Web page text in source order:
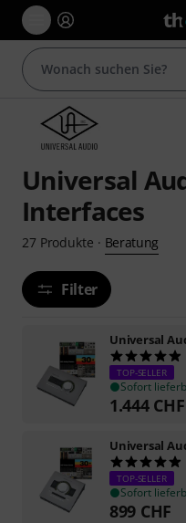
Universal
Interfaces
27 Produkte · Beratung
Filter
Universal
TOP-SELLER
Sofort
1.444 CHF
Universal
TOP-SELLER
Sofort
899 CHF